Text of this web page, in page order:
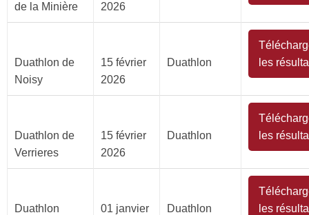
de la Minière
2026
Duathlon de
Noisy
15 février
2026
Duathlon
les
Duathlon de
Verrieres
15 février
2026
Duathlon
les
Duathlon
01 janvier
Duathlon
les